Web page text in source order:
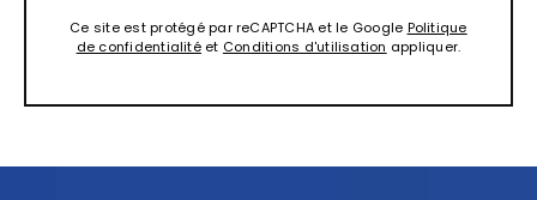
Ce site est protégé par reCAPTCHA et le Google Politique
de confidentialitéet Conditions d'utilisation appliquer.